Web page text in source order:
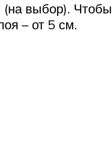
выбор).
– от 5 см.